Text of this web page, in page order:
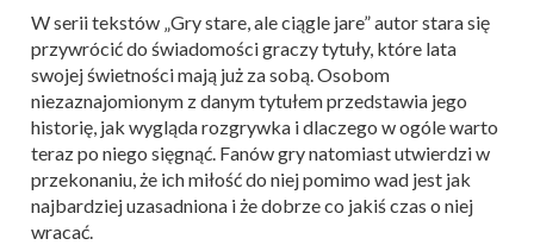
W serii tekstów „Gry stare, ale ciągle jare” autor stara się
przywrócić do świadomości graczy tytuły, które lata
swojej świetności mają już za sobą. Osobom
niezaznajomionym z danym tytułem przedstawia jego
historię, jak wygląda rozgrywka i dlaczego w ogóle warto
teraz po niego sięgnąć. Fanów gry natomiast utwierdzi w
przekonaniu, że ich miłość do niej pomimo wad jest jak
najbardziej uzasadniona i że dobrze co jakiś czas o niej
wracać.